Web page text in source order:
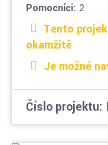
Pomocníci: 2
Tento
okamžitě
Je možné
Číslo projektu: